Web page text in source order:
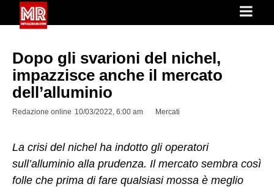
Dopo gli svarioni del nichel,
impazzisce anche il mercato
dell’alluminio
Redazione online 10/03/2022, 6:00 am Mercati
La crisi del nichel ha indotto gli operatori
sull’alluminio alla prudenza. Il mercato sembra così
folle che prima di fare qualsiasi mossa è meglio